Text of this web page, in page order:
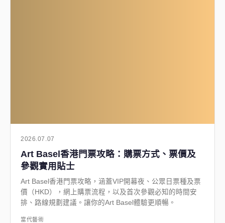
2026.07.07
Art Basel香港門票攻略：購票方式、票價及
參觀實用貼士
Art Basel香港門票攻略，涵蓋VIP開幕夜、公眾日票種及票
價（HKD），網上購票流程，以及首次參觀必知的時間安
排、路線規劃建議。讓你的Art Basel體驗更順暢。
當代藝術